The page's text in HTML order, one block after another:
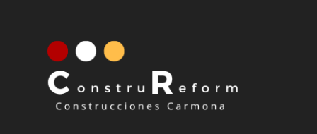
De Lunes a Viernes de 11.00 h. a 14.00 h.
y de 18:00 h. a 20:00 h.